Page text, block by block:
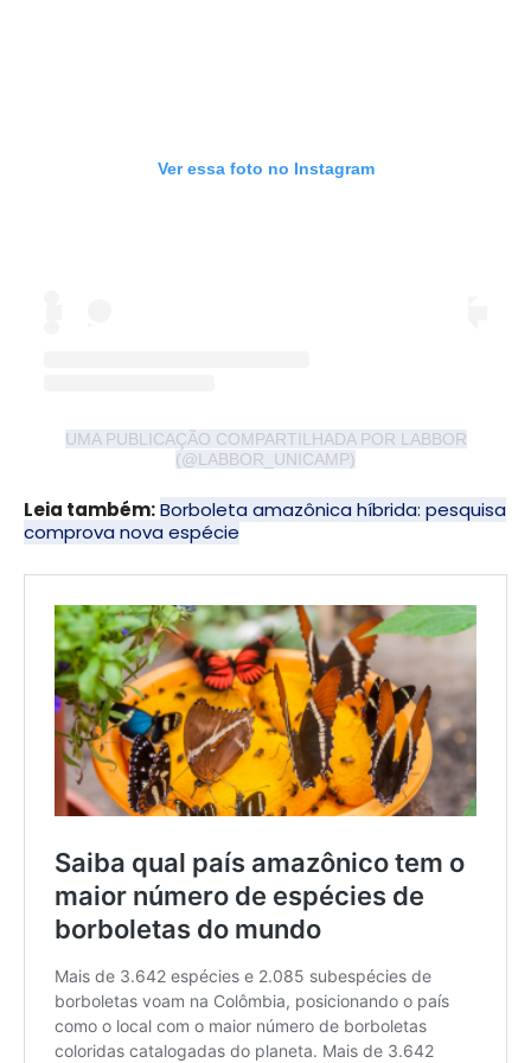
Ver essa foto no Instagram
UMA PUBLICAÇÃO COMPARTILHADA POR LABBOR
(@LABBOR_UNICAMP)
Leia também:Borboleta amazônica híbrida: pesquisa
comprova nova espécie